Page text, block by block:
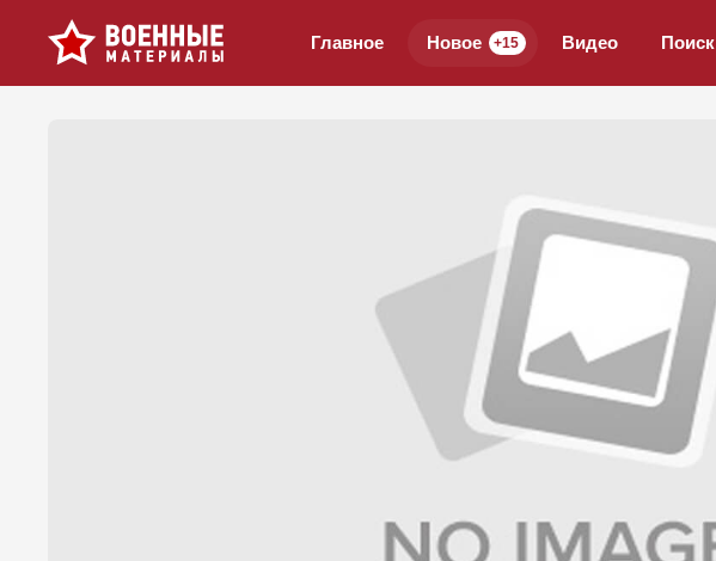
Главное Новое +15 Видео Поиск